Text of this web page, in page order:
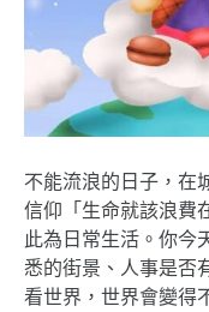
不能流浪的日子，在
信仰「生命就該浪費
此為日常生活。你今
悉的街景、人事是否
看世界，世界會變得